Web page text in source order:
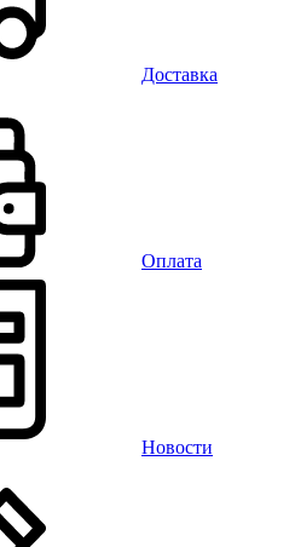
Доставка
Оплата
Новости